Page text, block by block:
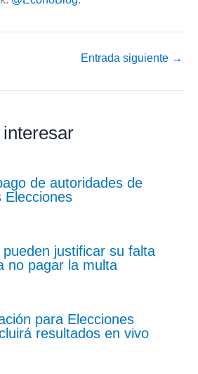
Entrada siguiente →
de autoridades de
Elecciones
pueden justificar su falta
no pagar la multa
para Elecciones
resultados en vivo